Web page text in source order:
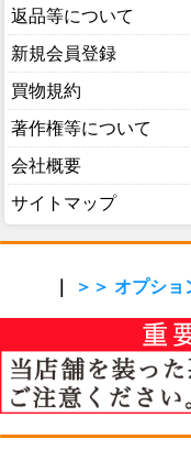
返品等について
新規会員登録
買物規約
著作権等について
会社概要
サイトマップ
＞＞ オプショ